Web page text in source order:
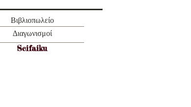
Βιβλιοπωλείο
Διαγωνισμοί
Scifaiku